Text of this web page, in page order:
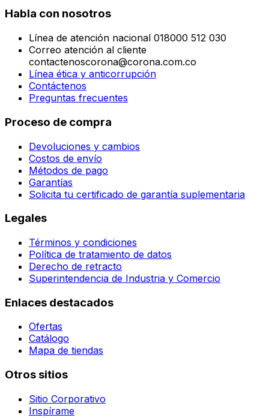
Habla con nosotros
Línea de atención nacional 018000 512 030
Correo atención al cliente
contactenoscorona@corona.com.co
Línea ética y anticorrupción
Contáctenos
Preguntas frecuentes
Proceso de compra
Devoluciones y cambios
Costos de envío
Métodos de pago
Garantías
Solicita tu certificado de garantía suplementaria
Legales
Términos y condiciones
Política de tratamiento de datos
Derecho de retracto
Superintendencia de Industria y Comercio
Enlaces destacados
Ofertas
Catálogo
Mapa de tiendas
Otros sitios
Sitio Corporativo
Inspírame